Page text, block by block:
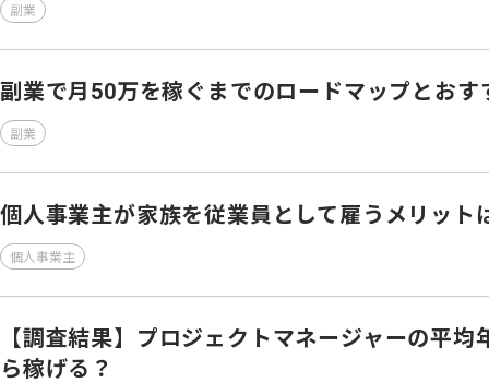
副業
副業で月50万を稼ぐまでのロードマップとおす
副業
個人事業主が家族を従業員として雇うメリット
個人事業主
【調査結果】プロジェクトマネージャーの平
ら稼げる？